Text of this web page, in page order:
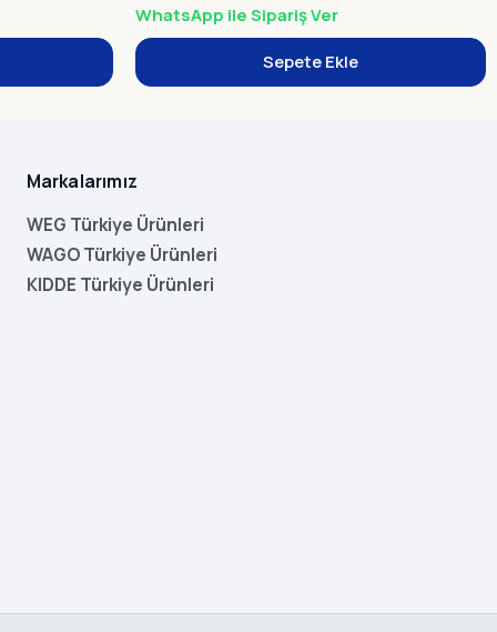
WhatsApp ile Sipariş Ver
Sepete Ekle
Markalarımız
WEG Türkiye Ürünleri
WAGO Türkiye Ürünleri
KIDDE Türkiye Ürünleri